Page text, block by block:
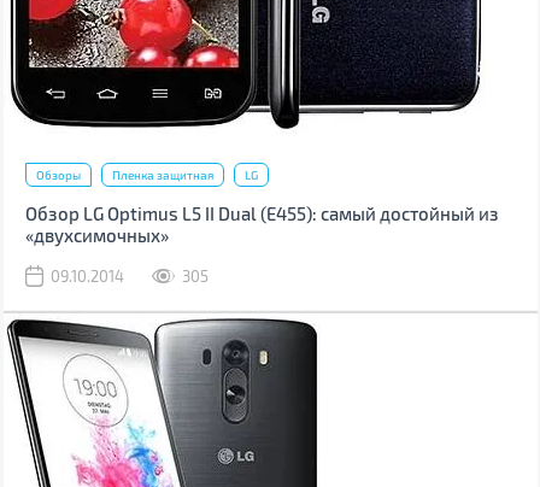
Обзоры Пленка защитная LG
Обзор LG Optimus L5 II Dual (Е455): самый достойный из
«двухсимочных»
09.10.2014 305